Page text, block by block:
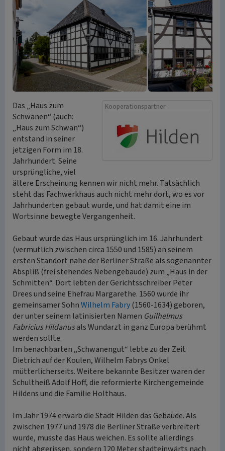
Kooperationspartner
Das „Haus zum
Schwanen“ (auch:
„Haus zum Schwan“)
entstand in seiner
jetzigen Form im 18.
Jahrhundert. Seine
ursprüngliche, viel
ältere Erscheinung kennen wir nicht mehr. Tatsächlich
steht das Fachwerkhaus auch nicht mehr dort, wo es vor
Jahrhunderten gebaut wurde, und hat damit eine im
Wortsinne bewegte Vergangenheit.
Gebaut wurde das Haus ursprünglich im 16. Jahrhundert
(vermutlich zwischen circa 1550 und 1585) an seinem
ersten Standort nahe der Berliner Straße als sogenannter
Abspliß (frei stehendes Nebengebäude) zum „Haus in der
Schmitten“. Dort lebten der Gerichtsschreiber Peter
Drees und seine Ehefrau Margarethe. 1560 wurde ihr
gemeinsamer SohnWilhelm Fabry(1560-1634) geboren,
der unter seinem latinisierten Namen Guilhelmus
Fabricius Hildanusals Wundarzt in ganz Europa berühmt
werden sollte.
Im benachbarten „Schwanengut“ lebte zu der Zeit
Dietrich auf der Koulen, Wilhelm Fabrys Onkel
mütterlicherseits. Weitere bekannte Besitzer waren der
Schultheiß Adolf Hoff, die reformierte Kirchengemeinde
Hildens und die Familie Holthaus.
Im Jahr 1974 erwarb die Stadt Hilden das Gebäude. Als
zwischen 1977 und 1978 die Berliner Straße verbreitert
wurde, musste das Haus weichen. Es sollte allerdings